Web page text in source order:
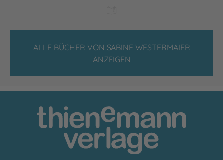
ALLE BÜCHER VON SABINE WESTERMAIER
ANZEIGEN